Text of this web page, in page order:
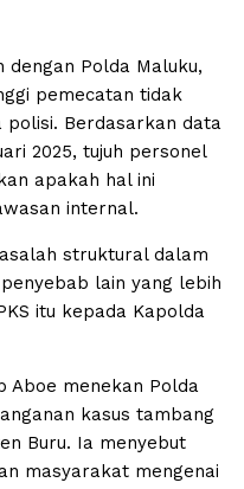
dengan Polda Maluku,
pemecatan tidak
polisi. Berdasarkan data
2025, tujuh personel
apakah hal ini
internal.
struktural dalam
lain yang lebih
itu kepada Kapolda
Aboe menekan Polda
kasus tambang
Buru. Ia menyebut
masyarakat mengenai